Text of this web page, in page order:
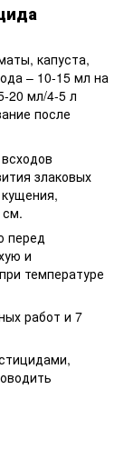
капуста,
– 10-15 мл на
20 мл/4-5 л
после
злаковых
см.
перед
и
температуре
работ и 7